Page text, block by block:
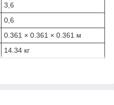
3,6
0,6
0.361 × 0.361 × 0.361 м
14.34 кг